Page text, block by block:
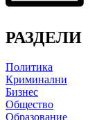
РАЗДЕЛИ
Политика
Криминални
Бизнес
Общество
Образование